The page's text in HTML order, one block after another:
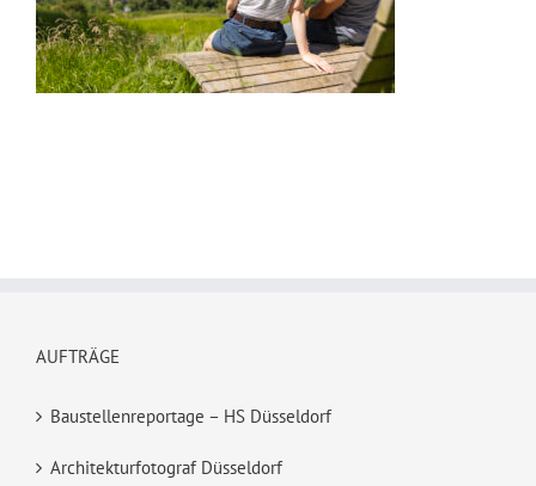
AUFTRÄGE
Baustellenreportage – HS Düsseldorf
Architekturfotograf Düsseldorf